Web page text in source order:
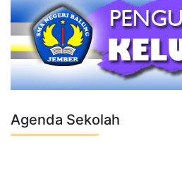
Agenda Sekolah